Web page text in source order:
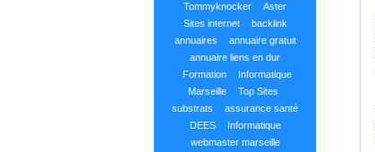
Tommyknocker
Aster
Sites internet
backlink
annuaires
annuaire gratuit
annuaire liens en dur
Formation
Informatique
Marseille
Top Sites
substrats
assurance santé
DEES
Informatique
webmaster marseille